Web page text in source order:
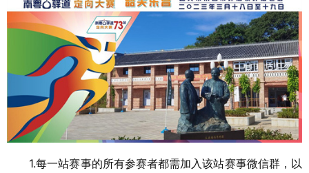
1.每一站赛事的所有参赛者都需加入该站赛事微信群，以